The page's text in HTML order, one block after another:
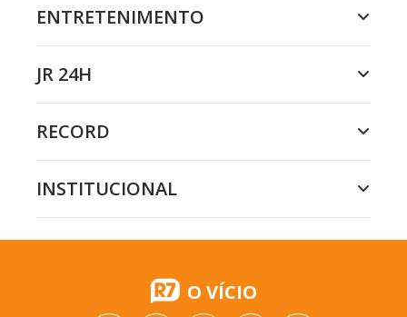
ENTRETENIMENTO
JR 24H
RECORD
INSTITUCIONAL
O VÍCIO